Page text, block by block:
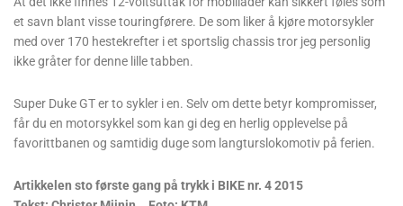
et savn blant visse touringførere. De som liker å kjøre motorsykler
med over 170 hestekrefter i et sportslig chassis tror jeg personlig
ikke gråter for denne lille tabben.
Super Duke GT er to sykler i en. Selv om dette betyr kompromisser,
får du en motorsykkel som kan gi deg en herlig opplevelse på
favorittbanen og samtidig duge som langturslokomotiv på ferien.
Artikkelen sto første gang på trykk i BIKE nr. 4 2015